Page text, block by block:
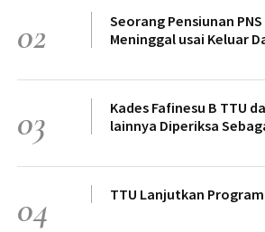
02
Seorang Pensiunan
Meninggal usai Keluar
03
Kades Fafinesu B TTU
lainnya Diperiksa
04 TTU Lanjutkan